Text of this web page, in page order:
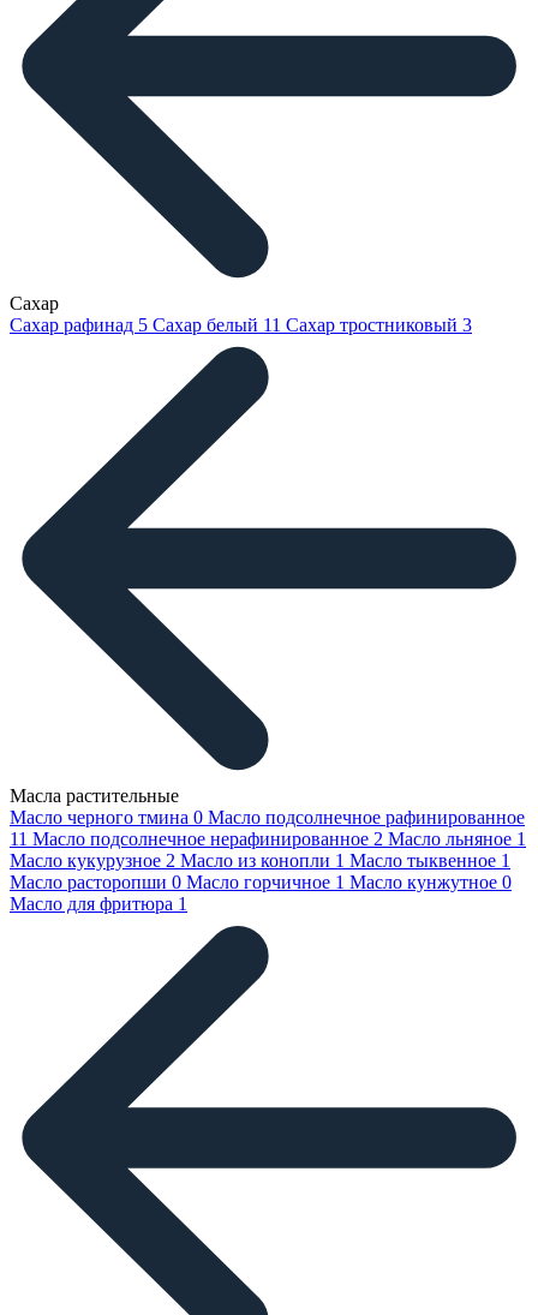
Сахар
Сахар рафинад 5 Сахар белый 11 Сахар тростниковый 3
Масла растительные
Масло черного тмина 0 Масло подсолнечное рафинированное
11 Масло подсолнечное нерафинированное 2 Масло льняное 1
Масло кукурузное 2 Масло из конопли 1 Масло тыквенное 1
Масло расторопши 0 Масло горчичное 1 Масло кунжутное 0
Масло для фритюра 1